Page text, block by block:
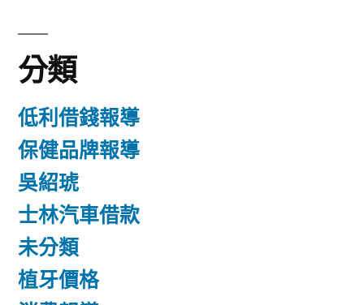
分類
低利借錢報導
保健品牌報導
吳紹琥
士林汽車借款
未分類
植牙價格